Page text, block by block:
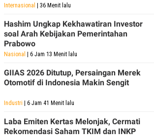
Internasional | 36 Menit lalu
Hashim Ungkap Kekhawatiran Investor
soal Arah Kebijakan Pemerintahan
Prabowo
Nasional | 6 Jam 13 Menit lalu
GIIAS 2026 Ditutup, Persaingan Merek
Otomotif di Indonesia Makin Sengit
Industri | 6 Jam 41 Menit lalu
Laba Emiten Kertas Melonjak, Cermati
Rekomendasi Saham TKIM dan INKP